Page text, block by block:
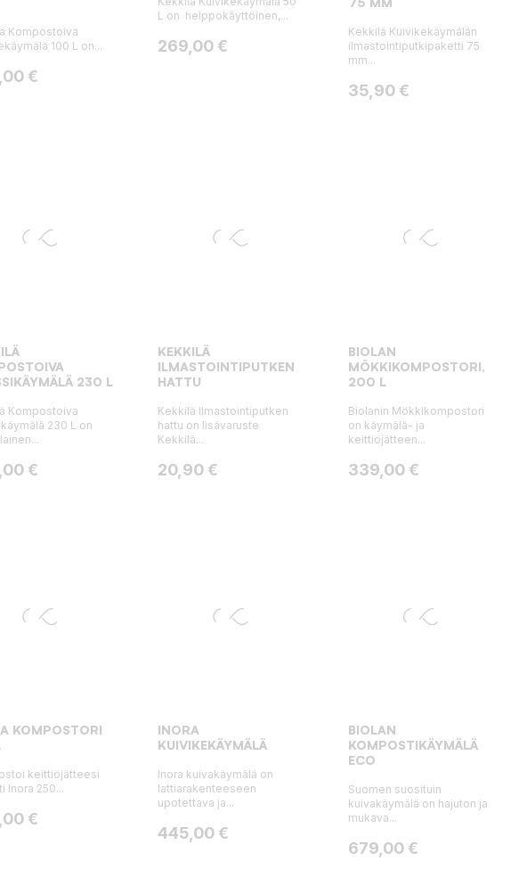
Kompostoiva
100 L on...
€
L on helppokäyttöinen,...
Hinta
269,00 €
Kekkilä Kuivikekäymälän
ilmastointiputkipaketti 75
mm...
Hinta
35,90 €
230 L
Kompostoiva
230 L on
€
KEKKILÄ
ILMASTOINTIPUTKEN
HATTU
Kekkilä Ilmastointiputken
hattu on lisävaruste
Kekkilä...
Hinta
20,90 €
BIOLAN
MÖKKIKOMPOSTORI,
200 L
Biolanin Mökkikompostori
on käymälä- ja
keittiöjätteen...
Hinta
339,00 €
KOMPOSTORI
keittiöjätteesi
Inora 250...
€
INORA
KUIVIKEKÄYMÄLÄ
Inora kuivakäymälä on
lattiarakenteeseen
upotettava ja...
Hinta
445,00 €
BIOLAN
KOMPOSTIKÄYMÄLÄ
ECO
Suomen suosituin
kuivakäymälä on hajuton ja
mukava...
Hinta
679,00 €